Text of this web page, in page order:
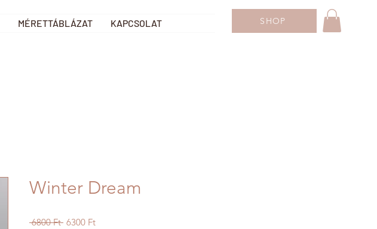
MÉRETTÁBLÁZAT KAPCSOLAT SHOP
Winter Dream
6800 Ft Szokásos
6300 FtAkciós